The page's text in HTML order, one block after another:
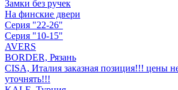
Замки без ручек
На финские двери
Серия "22-26"
Серия "10-15"
AVERS
BORDER, Рязань
CISA, Италия заказная позиция!!! цены
уточнять!!!